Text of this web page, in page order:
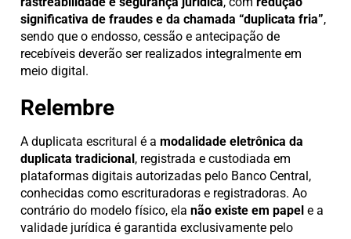
significativa de fraudes e da chamada “duplicata fria”,
sendo que o endosso, cessão e antecipação de
recebíveis deverão ser realizados integralmente em
meio digital.
Relembre
A duplicata escritural é a modalidade eletrônica da
duplicata tradicional, registrada e custodiada em
plataformas digitais autorizadas pelo Banco Central,
conhecidas como escrituradoras e registradoras. Ao
contrário do modelo físico, ela não existe em papel e a
validade jurídica é garantida exclusivamente pelo